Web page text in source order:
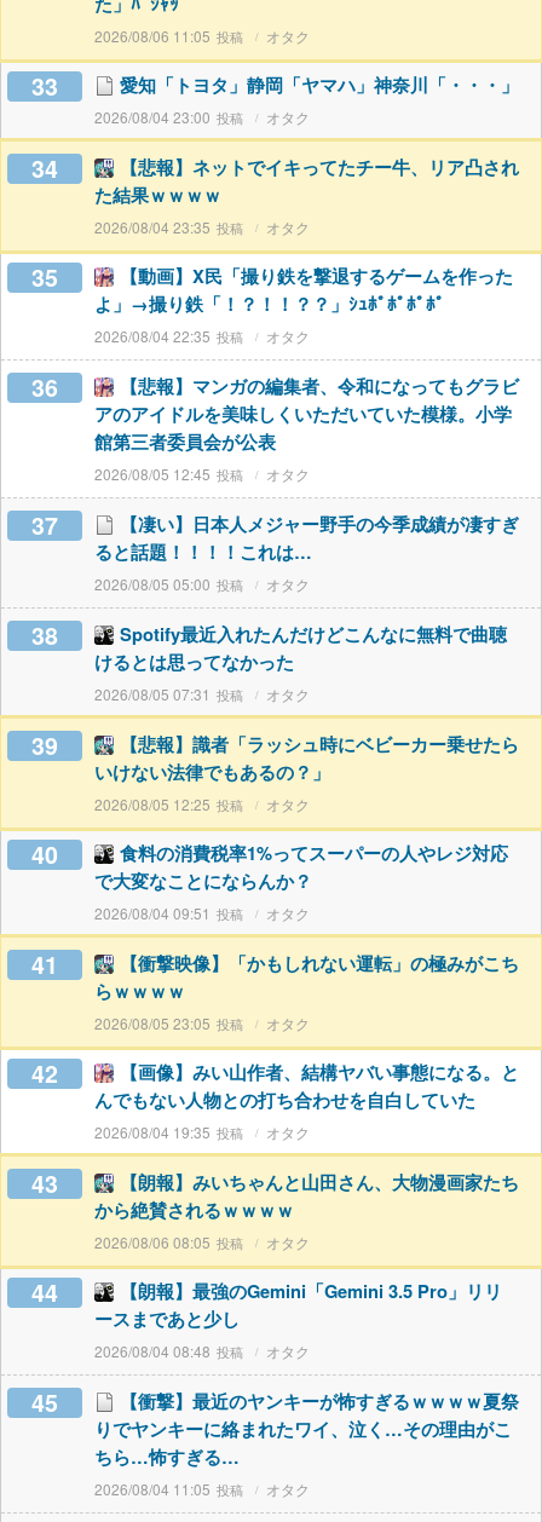
2026/08/06 11:05 オタク
33 愛知「トヨタ」静岡「ヤマハ」神奈川「・・・」
2026/08/04 23:00 オタク
34
【悲報】ネットでイキってたチー牛、リア凸され
た結果ｗｗｗｗ
2026/08/04 23:35 オタク
35
【動画】X民「撮り鉄を撃退するゲームを作った
よ」→撮り鉄「！？！！？？」ｼｭﾎﾟﾎﾟﾎﾟﾎﾟ
2026/08/04 22:35 オタク
36
【悲報】マンガの編集者、令和になってもグラビ
アのアイドルを美味しくいただいていた模様。小学
館第三者委員会が公表
2026/08/05 12:45 オタク
37
【凄い】日本人メジャー野手の今季成績が凄すぎ
ると話題！！！！これは…
2026/08/05 05:00 オタク
38
Spotify最近入れたんだけどこんなに無料で曲聴
けるとは思ってなかった
2026/08/05 07:31 オタク
39
【悲報】識者「ラッシュ時にベビーカー乗せたら
いけない法律でもあるの？」
2026/08/05 12:25 オタク
40
食料の消費税率1%ってスーパーの人やレジ対応
で大変なことにならんか？
2026/08/04 09:51 オタク
41
【衝撃映像】「かもしれない運転」の極みがこち
らｗｗｗｗ
2026/08/05 23:05 オタク
42
【画像】みい山作者、結構ヤバい事態になる。と
んでもない人物との打ち合わせを自白していた
2026/08/04 19:35 オタク
43
【朗報】みいちゃんと山田さん、大物漫画家たち
から絶賛されるｗｗｗｗ
2026/08/06 08:05 オタク
44
【朗報】最強のGemini「Gemini 3.5 Pro」リリ
ースまであと少し
2026/08/04 08:48 オタク
45
【衝撃】最近のヤンキーが怖すぎるｗｗｗｗ夏祭
りでヤンキーに絡まれたワイ、泣く…その理由がこ
ちら…怖すぎる…
2026/08/04 11:05 オタク